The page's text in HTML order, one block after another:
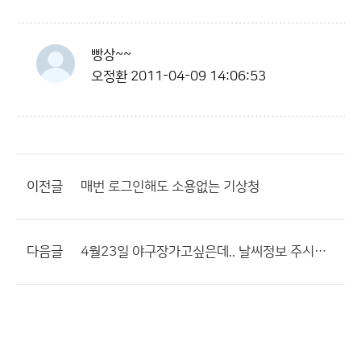
빵상~~
오정환 2011-04-09 14:06:53
이전글 매번 로그인해도 소용없는 기상청
다음글 4월23일 야구장가고싶은데.. 날씨정보 주시면좋겠어요..